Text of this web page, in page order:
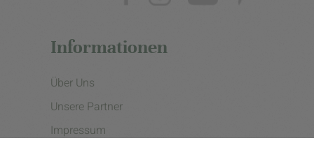
Informationen
Über Uns
Unsere Partner
Impressum